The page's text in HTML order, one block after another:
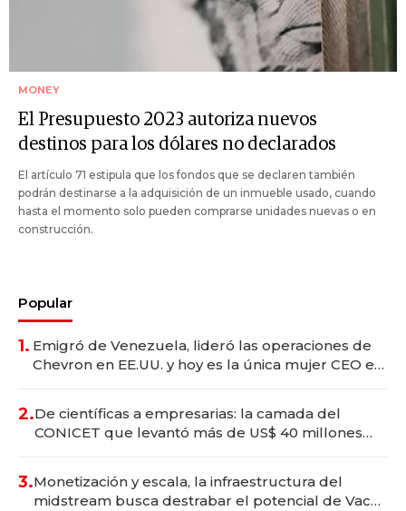
MONEY
El Presupuesto 2023 autoriza nuevos
destinos para los dólares no declarados
El artículo 71 estipula que los fondos que se declaren también
podrán destinarse a la adquisición de un inmueble usado, cuando
hasta el momento solo pueden comprarse unidades nuevas o en
construcción.
Popular
1. Emigró de Venezuela, lideró las operaciones de
Chevron en EE.UU. y hoy es la única mujer CEO en
2.De científicas a empresarias: la camada del
CONICET que levantó más de US$ 40 millones
3.Monetización y escala, la infraestructura del
midstream busca destrabar el potencial de Vaca